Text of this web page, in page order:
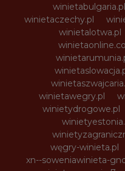
winietabulgaria.pl
winietaczechy.pl
winietalotwa.pl
winietawegry.pl
winietydrogowe.pl
węgry-winieta.pl
xn--soweniawinieta-